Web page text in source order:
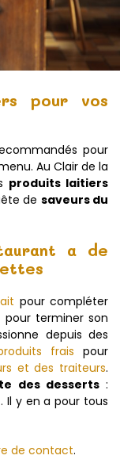
pour vos
pour
Au Clair de la
produits laitiers
de saveurs du
a de
pour compléter
pour terminer son
depuis des
frais pour
et des traiteurs.
des desserts:
Il y en a pour tous
de contact.